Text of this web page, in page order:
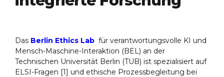
Das Berlin Ethics Lab für verantwortungsvolle KI und
Mensch-Maschine-Interaktion (BEL) an der
Technischen Universität Berlin (TUB) ist spezialisiert auf
ELSI-Fragen [1] und ethische Prozessbegleitung bei